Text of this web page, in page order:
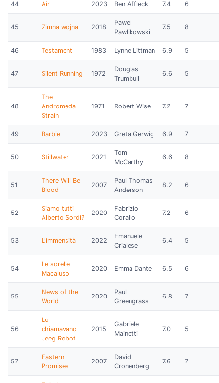
44 Air 2023 Ben Affleck 7.4 6
45 Zimna wojna 2018
Pawel
Pawlikowski
7.5 8
46 Testament 1983 Lynne Littman 6.9 5
47 Silent Running 1972
Douglas
Trumbull
6.6 5
48
The
Andromeda
Strain
1971 Robert Wise 7.2 7
49 Barbie 2023 Greta Gerwig 6.9 7
50 Stillwater 2021
Tom
McCarthy
6.6 8
51
There Will Be
Blood
2007
Paul Thomas
Anderson
8.2 6
52
Siamo tutti
Alberto Sordi?
2020
Fabrizio
Corallo
7.2 6
53 L'immensità 2022
Emanuele
Crialese
6.4 5
54
Le sorelle
Macaluso
2020 Emma Dante 6.5 6
55
News of the
World
2020
Paul
Greengrass
6.8 7
56
Lo
chiamavano
Jeeg Robot
2015
Gabriele
Mainetti
7.0 5
57
Eastern
Promises
2007
David
Cronenberg
7.6 7